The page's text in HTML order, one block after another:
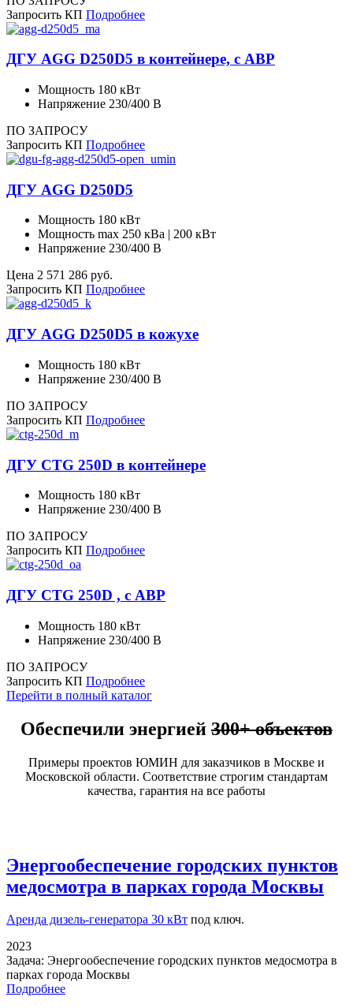
Запросить КП Подробнее
ДГУ AGG D250D5 в контейнере, с АВР
Мощность 180 кВт
Напряжение 230/400 В
ПО ЗАПРОСУ
Запросить КП Подробнее
ДГУ AGG D250D5
Мощность 180 кВт
Мощность max 250 кВа | 200 кВт
Напряжение 230/400 В
Цена 2 571 286 руб.
Запросить КП Подробнее
ДГУ AGG D250D5 в кожухе
Мощность 180 кВт
Напряжение 230/400 В
ПО ЗАПРОСУ
Запросить КП Подробнее
ДГУ CTG 250D в контейнере
Мощность 180 кВт
Напряжение 230/400 В
ПО ЗАПРОСУ
Запросить КП Подробнее
ДГУ CTG 250D , с АВР
Мощность 180 кВт
Напряжение 230/400 В
ПО ЗАПРОСУ
Запросить КП Подробнее
Перейти в полный каталог
Обеспечили энергией 300+ объектов
Примеры проектов ЮМИН для заказчиков в Москве и
Московской области. Соответствие строгим стандартам
качества, гарантия на все работы
Энергообеспечение городских пунктов
медосмотра в парках города Москвы
Аренда дизель-генератора 30 кВт под ключ.
2023
Задача: Энергообеспечение городских пунктов медосмотра в
парках города Москвы
Подробнее